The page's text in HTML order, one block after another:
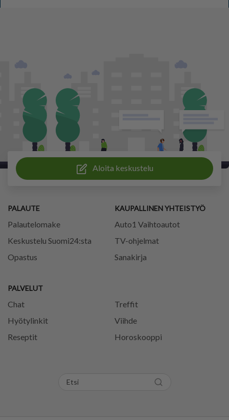
Aloita keskustelu
PALAUTE
Palautelomake
Keskustelu Suomi24:sta
Opastus
PALVELUT
Chat
Treffit
Hyötylinkit
Viihde
Reseptit
Horoskooppi
KAUPALLINEN YHTEISTYÖ
Auto1 Vaihtoautot
TV-ohjelmat
Sanakirja